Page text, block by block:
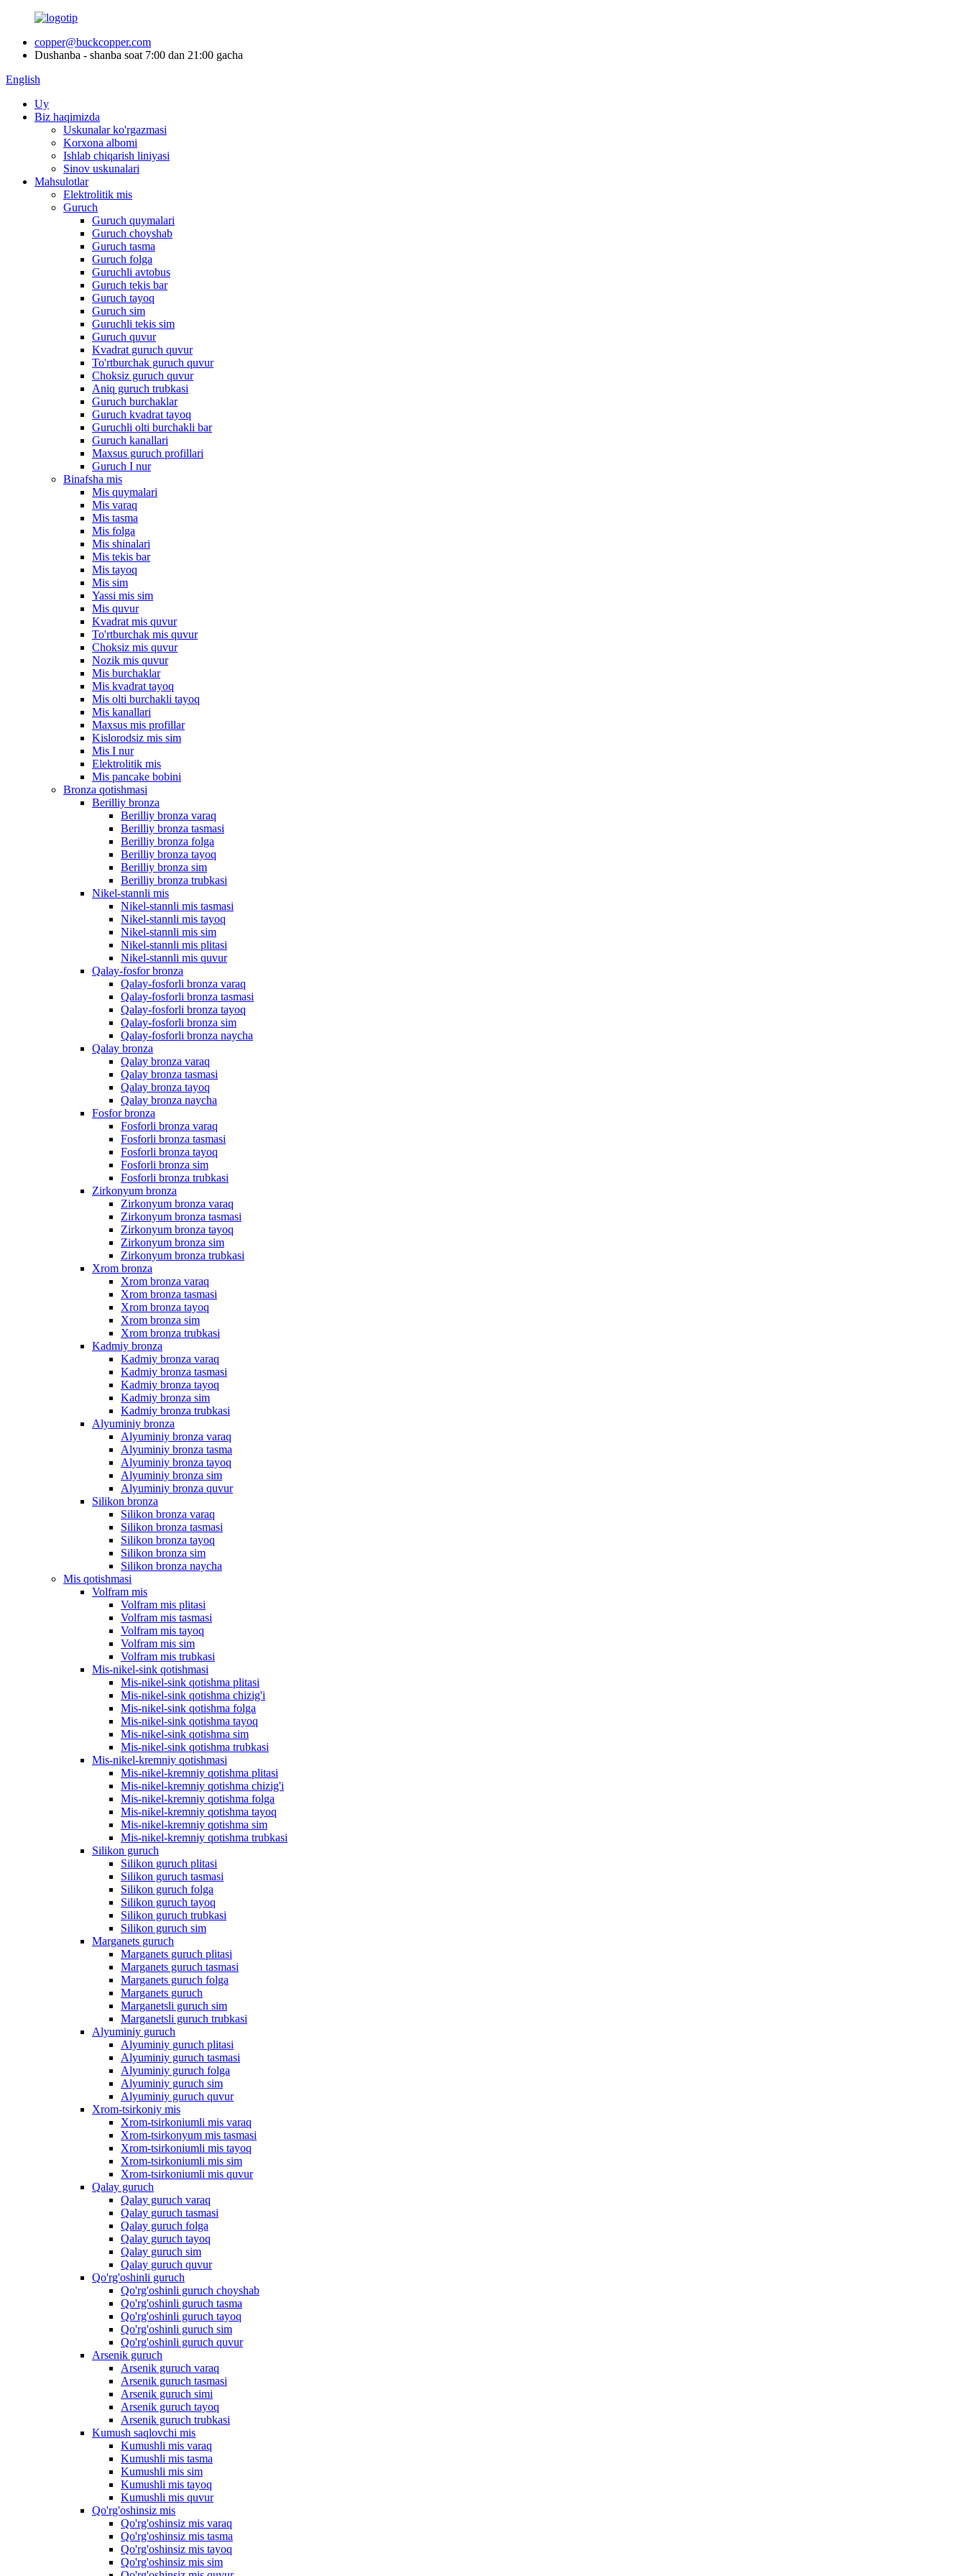
copper@buckcopper.com
Dushanba - shanba soat 7:00 dan 21:00 gacha
English
Uy
Biz haqimizda
Uskunalar ko'rgazmasi
Korxona albomi
Ishlab chiqarish liniyasi
Sinov uskunalari
Mahsulotlar
Elektrolitik mis
Guruch
Guruch quymalari
Guruch choyshab
Guruch tasma
Guruch folga
Guruchli avtobus
Guruch tekis bar
Guruch tayoq
Guruch sim
Guruchli tekis sim
Guruch quvur
Kvadrat guruch quvur
To'rtburchak guruch quvur
Choksiz guruch quvur
Aniq guruch trubkasi
Guruch burchaklar
Guruch kvadrat tayoq
Guruchli olti burchakli bar
Guruch kanallari
Maxsus guruch profillari
Guruch I nur
Binafsha mis
Mis quymalari
Mis varaq
Mis tasma
Mis folga
Mis shinalari
Mis tekis bar
Mis tayoq
Mis sim
Yassi mis sim
Mis quvur
Kvadrat mis quvur
To'rtburchak mis quvur
Choksiz mis quvur
Nozik mis quvur
Mis burchaklar
Mis kvadrat tayoq
Mis olti burchakli tayoq
Mis kanallari
Maxsus mis profillar
Kislorodsiz mis sim
Mis I nur
Elektrolitik mis
Mis pancake bobini
Bronza qotishmasi
Berilliy bronza
Berilliy bronza varaq
Berilliy bronza tasmasi
Berilliy bronza folga
Berilliy bronza tayoq
Berilliy bronza sim
Berilliy bronza trubkasi
Nikel-stannli mis
Nikel-stannli mis tasmasi
Nikel-stannli mis tayoq
Nikel-stannli mis sim
Nikel-stannli mis plitasi
Nikel-stannli mis quvur
Qalay-fosfor bronza
Qalay-fosforli bronza varaq
Qalay-fosforli bronza tasmasi
Qalay-fosforli bronza tayoq
Qalay-fosforli bronza sim
Qalay-fosforli bronza naycha
Qalay bronza
Qalay bronza varaq
Qalay bronza tasmasi
Qalay bronza tayoq
Qalay bronza naycha
Fosfor bronza
Fosforli bronza varaq
Fosforli bronza tasmasi
Fosforli bronza tayoq
Fosforli bronza sim
Fosforli bronza trubkasi
Zirkonyum bronza
Zirkonyum bronza varaq
Zirkonyum bronza tasmasi
Zirkonyum bronza tayoq
Zirkonyum bronza sim
Zirkonyum bronza trubkasi
Xrom bronza
Xrom bronza varaq
Xrom bronza tasmasi
Xrom bronza tayoq
Xrom bronza sim
Xrom bronza trubkasi
Kadmiy bronza
Kadmiy bronza varaq
Kadmiy bronza tasmasi
Kadmiy bronza tayoq
Kadmiy bronza sim
Kadmiy bronza trubkasi
Alyuminiy bronza
Alyuminiy bronza varaq
Alyuminiy bronza tasma
Alyuminiy bronza tayoq
Alyuminiy bronza sim
Alyuminiy bronza quvur
Silikon bronza
Silikon bronza varaq
Silikon bronza tasmasi
Silikon bronza tayoq
Silikon bronza sim
Silikon bronza naycha
Mis qotishmasi
Volfram mis
Volfram mis plitasi
Volfram mis tasmasi
Volfram mis tayoq
Volfram mis sim
Volfram mis trubkasi
Mis-nikel-sink qotishmasi
Mis-nikel-sink qotishma plitasi
Mis-nikel-sink qotishma chizig'i
Mis-nikel-sink qotishma folga
Mis-nikel-sink qotishma tayoq
Mis-nikel-sink qotishma sim
Mis-nikel-sink qotishma trubkasi
Mis-nikel-kremniy qotishmasi
Mis-nikel-kremniy qotishma plitasi
Mis-nikel-kremniy qotishma chizig'i
Mis-nikel-kremniy qotishma folga
Mis-nikel-kremniy qotishma tayoq
Mis-nikel-kremniy qotishma sim
Mis-nikel-kremniy qotishma trubkasi
Silikon guruch
Silikon guruch plitasi
Silikon guruch tasmasi
Silikon guruch folga
Silikon guruch tayoq
Silikon guruch trubkasi
Silikon guruch sim
Marganets guruch
Marganets guruch plitasi
Marganets guruch tasmasi
Marganets guruch folga
Marganets guruch
Marganetsli guruch sim
Marganetsli guruch trubkasi
Alyuminiy guruch
Alyuminiy guruch plitasi
Alyuminiy guruch tasmasi
Alyuminiy guruch folga
Alyuminiy guruch sim
Alyuminiy guruch quvur
Xrom-tsirkoniy mis
Xrom-tsirkoniumli mis varaq
Xrom-tsirkonyum mis tasmasi
Xrom-tsirkoniumli mis tayoq
Xrom-tsirkoniumli mis sim
Xrom-tsirkoniumli mis quvur
Qalay guruch
Qalay guruch varaq
Qalay guruch tasmasi
Qalay guruch folga
Qalay guruch tayoq
Qalay guruch sim
Qalay guruch quvur
Qo'rg'oshinli guruch
Qo'rg'oshinli guruch choyshab
Qo'rg'oshinli guruch tasma
Qo'rg'oshinli guruch tayoq
Qo'rg'oshinli guruch sim
Qo'rg'oshinli guruch quvur
Arsenik guruch
Arsenik guruch varaq
Arsenik guruch tasmasi
Arsenik guruch simi
Arsenik guruch tayoq
Arsenik guruch trubkasi
Kumush saqlovchi mis
Kumushli mis varaq
Kumushli mis tasma
Kumushli mis sim
Kumushli mis tayoq
Kumushli mis quvur
Qo'rg'oshinsiz mis
Qo'rg'oshinsiz mis varaq
Qo'rg'oshinsiz mis tasma
Qo'rg'oshinsiz mis tayoq
Qo'rg'oshinsiz mis sim